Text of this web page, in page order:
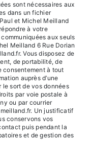
sont nécessaires aux
dans un fichier
et Michel Meilland
à votre
aux seuls
Meilland 6 Rue Dorian
Vous disposez de
de portabilité, de
consentement à tout
auprès d’une
le sort de vos données
par voie postale à
ou par courrier
Un justificatif
conservons vos
puis pendant la
et de gestion des